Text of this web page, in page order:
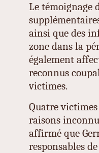
Le témoignage
ainsi que des
zone dans la
également
reconnus
victimes.
Quatre
raisons
affirmé que
responsables